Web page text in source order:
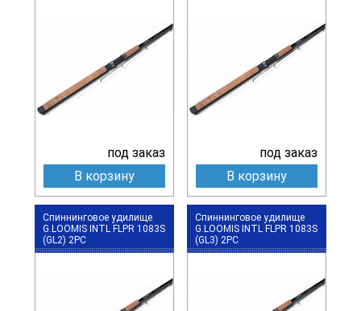
под заказ
В корзину
под заказ
В корзину
Спиннинговое удилище
G.LOOMIS INTL FLPR 1083S
(GL2) 2PC
Спиннинговое удилище
G.LOOMIS INTL FLPR 1083S
(GL3) 2PC